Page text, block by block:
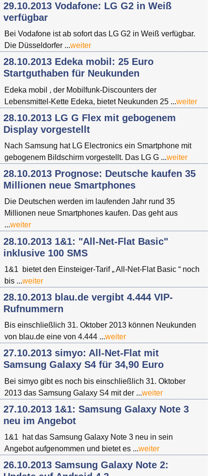
29.10.2013 Vodafone: LG G2 in Weiß
verfügbar
Bei Vodafone ist ab sofort das LG G2 in Weiß verfügbar.
Die Düsseldorfer ...weiter
28.10.2013 Edeka mobil: 25 Euro
Startguthaben für Neukunden
Edeka mobil , der Mobilfunk-Discounters der
Lebensmittel-Kette Edeka, bietet Neukunden 25 ...weiter
28.10.2013 LG G Flex mit gebogenem
Display vorgestellt
Nach Samsung hat LG Electronics ein Smartphone mit
gebogenem Bildschirm vorgestellt. Das LG G ...weiter
28.10.2013 Prognose: Deutsche kaufen 35
Millionen neue Smartphones
Die Deutschen werden im laufenden Jahr rund 35
Millionen neue Smartphones kaufen. Das geht aus
...weiter
28.10.2013 1&1: "All-Net-Flat Basic"
inklusive 100 SMS
1&1 bietet den Einsteiger-Tarif „ All-Net-Flat Basic “ noch
bis ...weiter
28.10.2013 blau.de vergibt 4.444 VIP-
Rufnummern
Bis einschließlich 31. Oktober 2013 können Neukunden
von blau.de eine von 4.444 ...weiter
27.10.2013 simyo: All-Net-Flat mit
Samsung Galaxy S4 für 34,90 Euro
Bei simyo gibt es noch bis einschließlich 31. Oktober
2013 das Samsung Galaxy S4 mit der ...weiter
27.10.2013 1&1: Samsung Galaxy Note 3
neu im Angebot
1&1 hat das Samsung Galaxy Note 3 neu in sein
Angebot aufgenommen und bietet es ...weiter
26.10.2013 Samsung Galaxy Note 2: